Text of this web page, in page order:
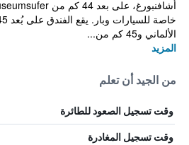
الألماني و45 كم من...
المزيد
من الجيد أن تعلم
وقت تسجيل الصعود للطائرة
وقت تسجيل المغادرة